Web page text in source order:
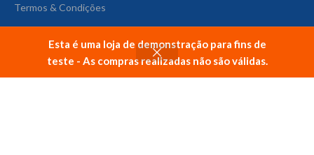
Esta é uma loja de demonstração para fins de
teste - As compras realizadas não são válidas.
Termos & Condições
Devoluções
Guias do Vendedor
DISPONÍVEL EM:
Lista de Desejos
CarrinhoMinha conta